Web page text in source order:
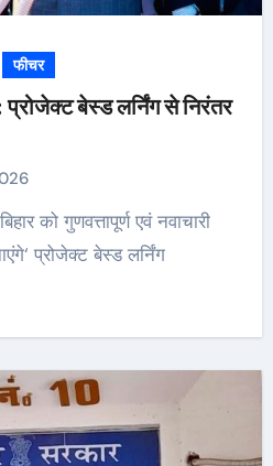
फीचर
बेस्ड लर्निंग से निरंतर
प्रोजेक्ट बेस्ड लर्निंग